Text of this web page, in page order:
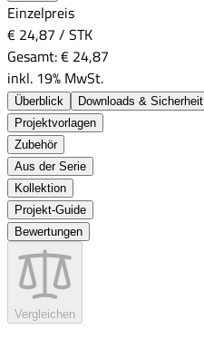
Einzelpreis
€ 24,87 / STK
Gesamt:€ 24,87
inkl. 19% MwSt.
Überblick
Downloads & Sicherheit
Projektvorlagen
Zubehör
Aus der Serie
Kollektion
Projekt-Guide
Bewertungen
Vergleichen